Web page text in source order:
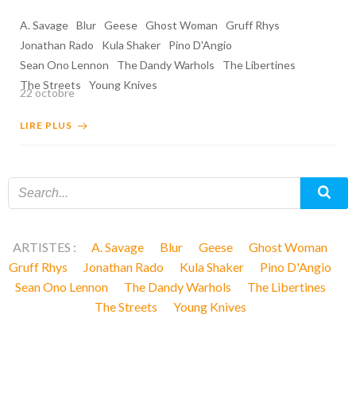
A. Savage Blur Geese Ghost Woman
Gruff Rhys
Jonathan Rado
Kula Shaker
Pino D'Angio
Sean Ono Lennon
The Dandy Warhols
The Libertines
The Streets
Young Knives
22 octobre
LIRE PLUS
ARTISTES : A. Savage Blur Geese
Ghost Woman
Gruff Rhys
Jonathan Rado Kula Shaker
Pino D'Angio
Sean Ono Lennon
The Dandy Warhols
The Libertines
The Streets
Young Knives